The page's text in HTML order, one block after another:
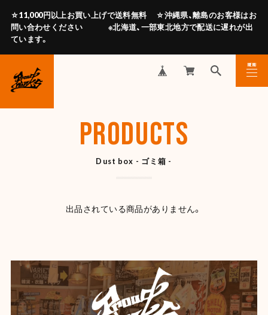
☆11,000円以上お買い上げで送料無料 ☆沖縄県、離島のお客様はお
問い合わせください ※北海道、一部東北地方で配送に遅れが出
ています。
MENU
CLOSE
PRODUCTS
Dust box - ゴミ箱 -
出品されている商品がありません。